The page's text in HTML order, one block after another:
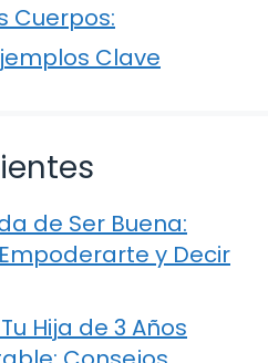
Cuerpos:
Clave
de Ser Buena:
y Decir
Hija de 3 Años